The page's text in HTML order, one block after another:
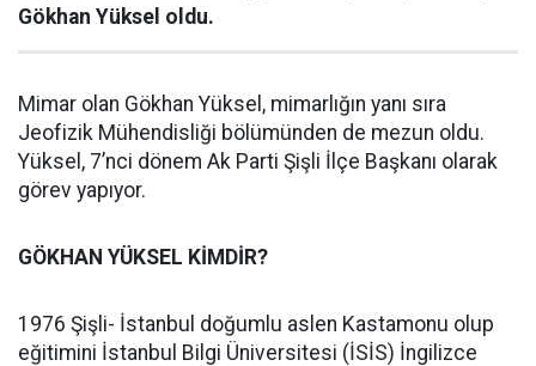
Gökhan Yüksel oldu.
Mimar olan Gökhan Yüksel, mimarlığın yanı sıra
Jeofizik Mühendisliği bölümünden de mezun oldu.
Yüksel, 7’nci dönem Ak Parti Şişli İlçe Başkanı olarak
görev yapıyor.
GÖKHAN YÜKSEL KİMDİR?
1976 Şişli- İstanbul doğumlu aslen Kastamonu olup
eğitimini İstanbul Bilgi Üniversitesi (İSİS) İngilizce